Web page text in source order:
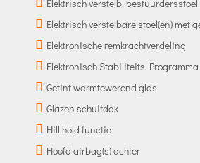
Elektrisch verstelb.
Elektrisch verstelbare stoel(en) met
Elektronische remkrachtverdeling
Elektronisch Stabiliteits Programma
Getint warmtewerend glas
Glazen schuifdak
Hill hold functie
Hoofd airbag(s) achter